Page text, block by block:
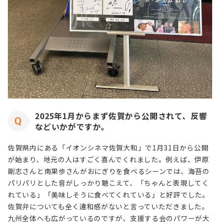
2025年1月からまず佐賀から公開されて、反響
などいかがですか。
佐賀県内にある「イオンシネマ佐賀大和」で1月31日から公開
が始まり、地元の人はすごく喜んでくれました。例えば、伊原
剛志さんと南果歩さんがおにぎりを食べるシーンでは、海苔の
パリパリとした音がしっかり聴こえて、「ちゃんと表現してく
れている」「美味しそうに食べてくれている」と好評でした。
佐賀弁についても全く違和感がないと言っていただきました。
九州全体へも広がっているのですが、支援する会のパワーが大